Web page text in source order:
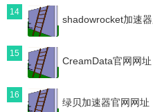
14
shadowrocket加速
15
CreamData官网网址
16
绿贝加速器官网网址